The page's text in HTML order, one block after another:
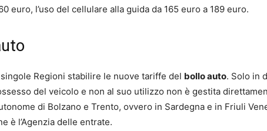
euro, l’uso del cellulare alla guida da 165 euro a 189 euro.
Regioni stabilire le nuove tariffe del bollo auto. Solo in
del veicolo e non al suo utilizzo non è gestita
di Bolzano e Trento, ovvero in Sardegna e in Friuli
è l’Agenzia delle entrate.